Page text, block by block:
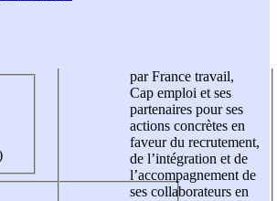
par France travail,
Cap emploi et ses
partenaires pour ses
actions concrètes en
faveur du recrutement,
de l’intégration et de
l’accompagnement de
ses collaborateurs en